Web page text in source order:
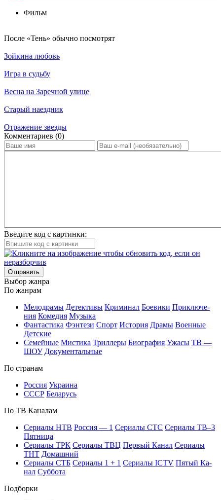
Фильм
По­сле «Тень» обыч­но по­смот­рят
Зойкина любовь
Игра в судьбу
Весна на Заречной улице
Старый наездник
Отражение звезды
Ком­мен­та­ри­ев (0)
Введите код с картинки:
Отправить
Вы­бор жан­ра
По жан­рам
Ме­ло­дра­мы Де­тек­ти­вы Кри­ми­нал Бое­ви­ки При­клю­че­
ния Ко­ме­дия Му­зы­ка
Фан­та­сти­ка Фэн­те­зи Спорт Ис­то­рия Дра­мы Во­ен­ные
Дет­ские
Се­мей­ные Мис­ти­ка Трил­ле­ры Био­гра­фия Ужа­сы ТВ —
ШОУ До­ку­мен­таль­ные
По стра­нам
Рос­сия Ук­раи­на
СССР Бе­ла­русь
По ТВ Ка­на­лам
Се­риа­лы НТВ Рос­сия — 1 Се­риа­лы СТС Се­риа­лы ТВ–3
Пят­ни­ца
Се­риа­лы ТРК Се­риа­лы ТВЦ Пер­вый Ка­нал Се­риа­лы
ТНТ До­маш­ний
Се­риа­лы СТБ Се­риа­лы 1 + 1 Се­риа­лы ICTV Пя­тый Ка­
нал Суб­бо­та
Подборки